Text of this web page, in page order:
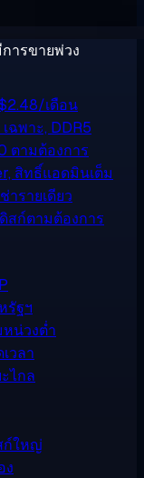
ารขายพ่วง
เดือน
เฉพาะ, DDR5
ตามต้องการ
สิทธิ์แอดมินเต็ม
ารายเดียว
สก์ตามต้องการ
รัฐฯ
หน่วงต่ำ
วลา
ไกล
ก์ใหญ่
ง